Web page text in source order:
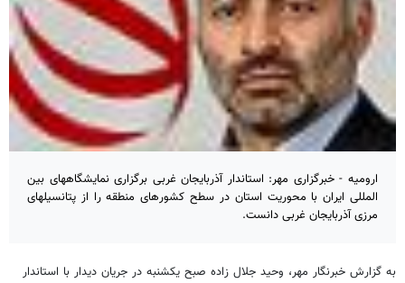
ارومیه - خبرگزاری مهر: استاندار آذربایجان غربی برگزاری نمایشگاههای بین
المللی ایران با محوریت استان در سطح کشورهای منطقه را از پتانسیلهای
مرزی آذربایجان غربی دانست.
به گزارش خبرنگار مهر، وحید جلال زاده صبح یکشنبه در جریان دیدار با استاندار